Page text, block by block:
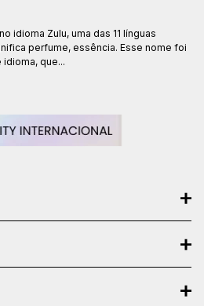
idioma Zulu, uma das 11 línguas
perfume, essência. Esse nome foi
que...